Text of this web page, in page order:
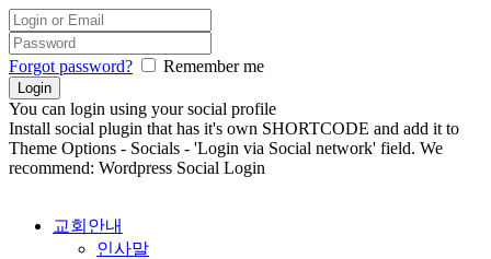
Forgot password? Remember me
You can login using your social profile
Install social plugin that has it's own SHORTCODE and add it to
Theme Options - Socials - 'Login via Social network' field. We
recommend: Wordpress Social Login
교회안내
인사말